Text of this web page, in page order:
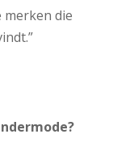
merken die